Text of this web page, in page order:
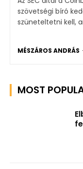
szövetségi bíró
szüneteltetni kell,
MÉSZÁROS ANDRÁS
MOST